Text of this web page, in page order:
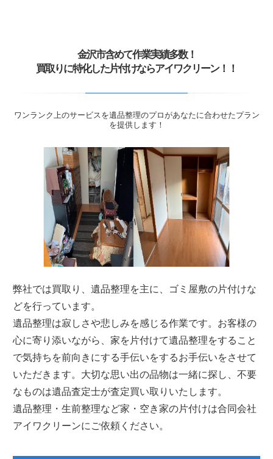
金沢市含めて作業実績多数！
買取りに特化した片付けならアイワクリーン！！
ワンランク上のサービスを遺品整理のプロがあなたに合わせたプラン
を提供します！
弊社では買取り、遺品整理を主に、ゴミ屋敷の片付けな
どを行っています。
遺品整理は寂しさや悲しみを感じる作業です。お客様の
心に寄り添いながら、家を片付けて遺品整理をすること
で気持ちを前向きにする手伝いをするお手伝いをさせて
いただきます。大切な思い出の品物は一緒に探し、不要
なものは遺品査定士が査定買い取りいたします。
遺品整理・生前整理など家・空き家の片付けは合同会社
アイワクリーンにご依頼ください。